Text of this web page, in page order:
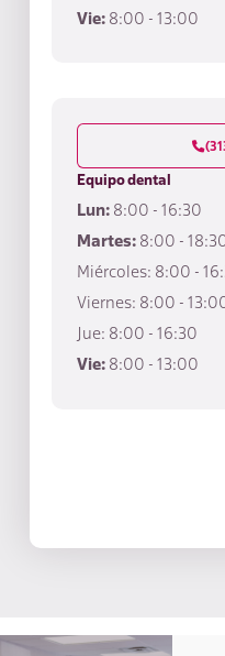
Vie: 8:00 - 13:00

Equipo dental
Lun: 8:00 - 16:30
Martes: 8:00 -
Miércoles: 8:00 -
Viernes: 8:00 -
Jue: 8:00 - 16:30
Vie: 8:00 - 13:00